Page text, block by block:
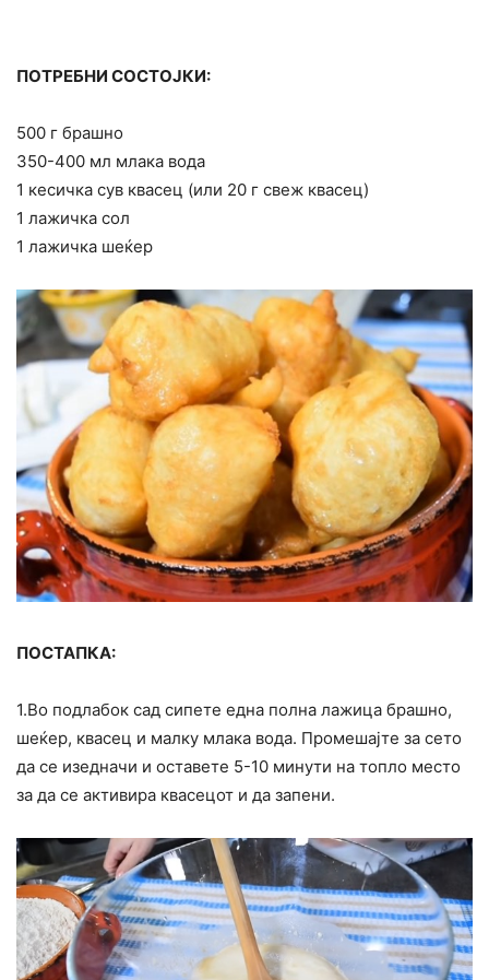
ПОТРЕБНИ СОСТОЈКИ:
500 г брашно
350-400 мл млака вода
1 кесичка сув квасец (или 20 г свеж квасец)
1 лажичка сол
1 лажичка шеќер
ПОСТАПКА:
1.Во подлабок сад сипете една полна лажица брашно,
шеќер, квасец и малку млака вода. Промешајте за сето
да се изедначи и оставете 5-10 минути на топло место
за да се активира квасецот и да запени.